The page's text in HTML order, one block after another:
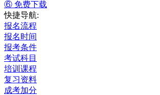
⑥ 免费下载
快捷导航:
报名流程
报名时间
报考条件
考试科目
培训课程
复习资料
成考加分